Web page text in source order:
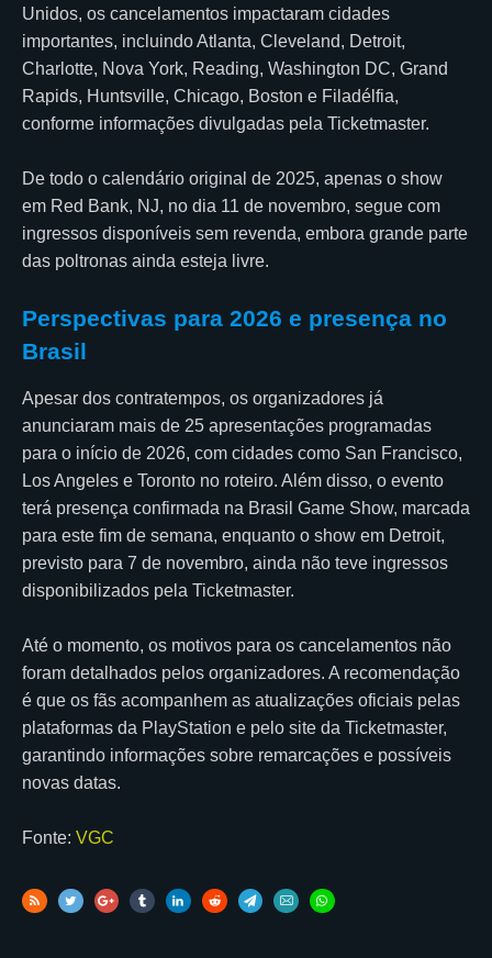
Unidos, os cancelamentos impactaram cidades
importantes, incluindo Atlanta, Cleveland, Detroit,
Charlotte, Nova York, Reading, Washington DC, Grand
Rapids, Huntsville, Chicago, Boston e Filadélfia,
conforme informações divulgadas pela Ticketmaster.
De todo o calendário original de 2025, apenas o show
em Red Bank, NJ, no dia 11 de novembro, segue com
ingressos disponíveis sem revenda, embora grande parte
das poltronas ainda esteja livre.
Perspectivas para 2026 e presença no
Brasil
Apesar dos contratempos, os organizadores já
anunciaram mais de 25 apresentações programadas
para o início de 2026, com cidades como San Francisco,
Los Angeles e Toronto no roteiro. Além disso, o evento
terá presença confirmada na Brasil Game Show, marcada
para este fim de semana, enquanto o show em Detroit,
previsto para 7 de novembro, ainda não teve ingressos
disponibilizados pela Ticketmaster.
Até o momento, os motivos para os cancelamentos não
foram detalhados pelos organizadores. A recomendação
é que os fãs acompanhem as atualizações oficiais pelas
plataformas da PlayStation e pelo site da Ticketmaster,
garantindo informações sobre remarcações e possíveis
novas datas.
Fonte: VGC